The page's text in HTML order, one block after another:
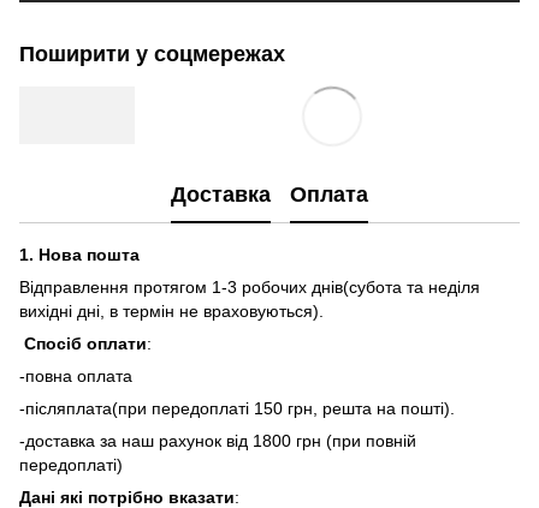
Поширити у соцмережах
Доставка Оплата
1. Нова пошта
Відправлення протягом 1-3 робочих днів(субота та неділя
вихідні дні, в термін не враховуються).
Спосіб оплати:
-повна оплата
-післяплата(при передоплаті 150 грн, решта на пошті).
-доставка за наш рахунок від 1800 грн (при повній
передоплаті)
Дані які потрібно вказати: